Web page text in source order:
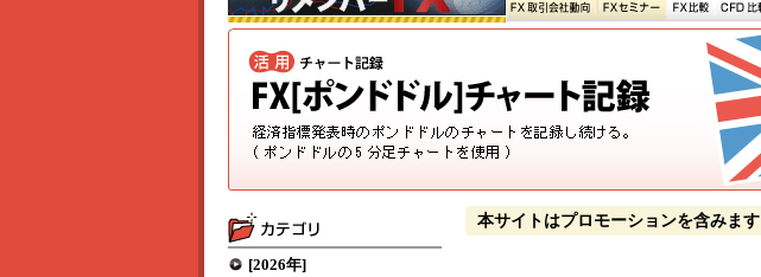
[2026年]
本サイトはプロモーションを含みます